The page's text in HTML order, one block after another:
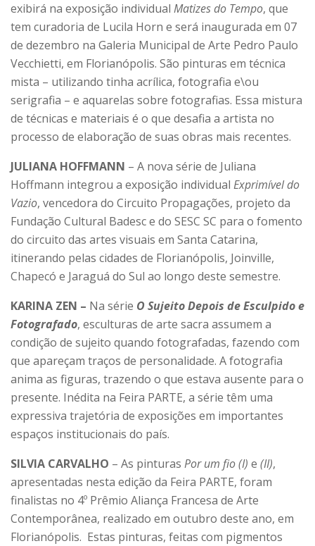
exibirá na exposição individual Matizes do Tempo, que
tem curadoria de Lucila Horn e será inaugurada em 07
de dezembro na Galeria Municipal de Arte Pedro Paulo
Vecchietti, em Florianópolis. São pinturas em técnica
mista – utilizando tinha acrílica, fotografia e\ou
serigrafia – e aquarelas sobre fotografias. Essa mistura
de técnicas e materiais é o que desafia a artista no
processo de elaboração de suas obras mais recentes.
JULIANA HOFFMANN – A nova série de Juliana
Hoffmann integrou a exposição individual Exprimível do
Vazio, vencedora do Circuito Propagações, projeto da
Fundação Cultural Badesc e do SESC SC para o fomento
do circuito das artes visuais em Santa Catarina,
itinerando pelas cidades de Florianópolis, Joinville,
Chapecó e Jaraguá do Sul ao longo deste semestre.
KARINA ZEN – Na série O Sujeito Depois de Esculpido e
Fotografado, esculturas de arte sacra assumem a
condição de sujeito quando fotografadas, fazendo com
que apareçam traços de personalidade. A fotografia
anima as figuras, trazendo o que estava ausente para o
presente. Inédita na Feira PARTE, a série têm uma
expressiva trajetória de exposições em importantes
espaços institucionais do país.
SILVIA CARVALHO – As pinturas Por um fio (I) e (II),
apresentadas nesta edição da Feira PARTE, foram
finalistas no 4º Prêmio Aliança Francesa de Arte
Contemporânea, realizado em outubro deste ano, em
Florianópolis. Estas pinturas, feitas com pigmentos